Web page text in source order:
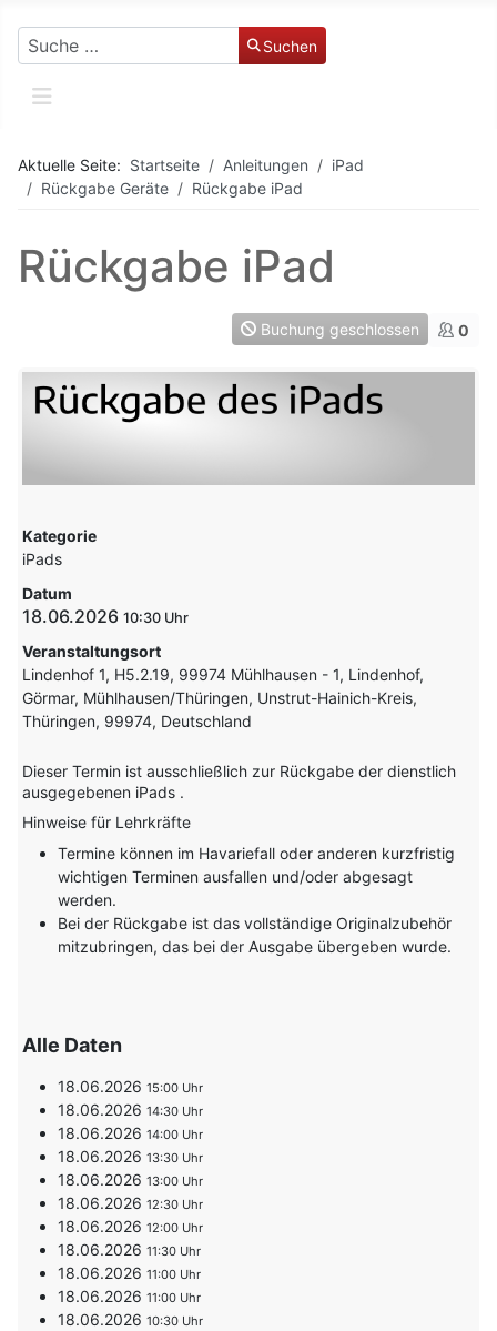
Suchen Suchen
Aktuelle Seite: Startseite Anleitungen
iPad
Rückgabe Geräte
Rückgabe iPad
Rückgabe iPad
Buchung geschlossen 0
Kategorie
iPads
Datum
18.06.2026 10:30
Veranstaltungsort
Lindenhof 1, H5.2.19, 99974 Mühlhausen - 1, Lindenhof,
Görmar, Mühlhausen/Thüringen, Unstrut-Hainich-Kreis,
Thüringen, 99974, Deutschland
Dieser Termin ist ausschließlich zur Rückgabe der dienstlich
ausgegebenen iPads .
Hinweise für Lehrkräfte
Termine können im Havariefall oder anderen kurzfristig
wichtigen Terminen ausfallen und/oder abgesagt
werden.
Bei der Rückgabe ist das vollständige Originalzubehör
mitzubringen, das bei der Ausgabe übergeben wurde.
Alle Daten
18.06.202615:00
18.06.202614:30
18.06.202614:00
18.06.202613:30
18.06.202613:00
18.06.202612:30
18.06.202612:00
18.06.202611:30
18.06.202611:00
18.06.202611:00
18.06.202610:30